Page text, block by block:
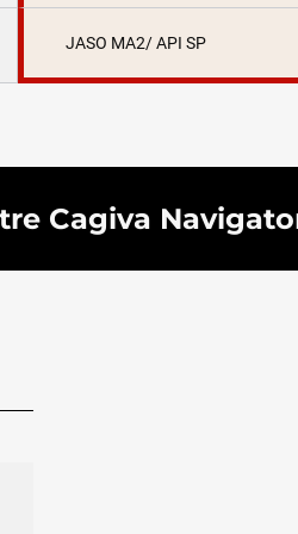
JASO MA2/ API SP
Cagiva